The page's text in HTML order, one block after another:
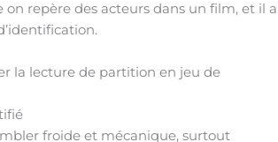
repère des acteurs dans un film, et il a
la lecture de partition en jeu de
froide et mécanique, surtout